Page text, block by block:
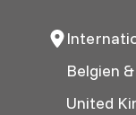
Belgien
United